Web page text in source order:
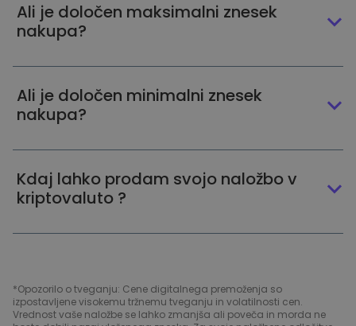
Ali je določen maksimalni znesek
nakupa?
Ali je določen minimalni znesek
nakupa?
Kdaj lahko prodam svojo naložbo v
kriptovaluto ?
*Opozorilo o tveganju: Cene digitalnega premoženja so
izpostavljene visokemu tržnemu tveganju in volatilnosti cen.
Vrednost vaše naložbe se lahko zmanjša ali poveča in morda ne